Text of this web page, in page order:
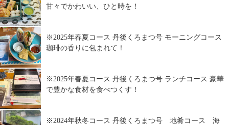
甘々でかわいい、ひと時を！
※2025年春夏コース 丹後くろまつ号 モーニングコース
珈琲の香りに包まれて！
※2025年春夏コース 丹後くろまつ号 ランチコース 豪華
で豊かな食材を食べつくす！
※2024年秋冬コース 丹後くろまつ号 地肴コース 海